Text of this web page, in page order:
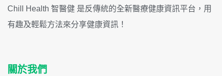
Chill Health 智醫健 是反傳統的全新醫療健康資訊平台，用
有趣及輕鬆方法來分享健康資訊！
關於我們